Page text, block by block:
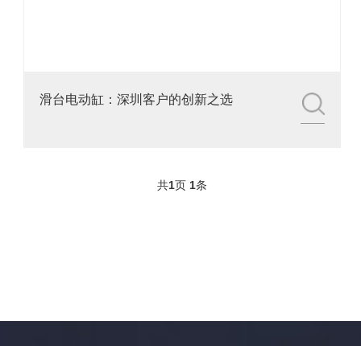
滑台电动缸：深圳客户的创新之选
共1页 1条